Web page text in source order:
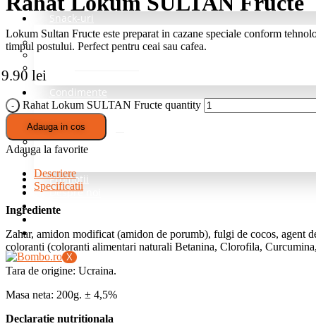
Snack-uri
Fructe deshidratate
Mix de nuci si fructe
Condimente
Grill si Barbeque
Mixuri de baza
Pentru cartofi
Professional – fara sare
Promotii
Despre noi
Blog
Contact
X
Lokum Sultan Fructe este preparat in cazane speciale conform
timpul postului. Perfect pentru ceai sau cafea.
9.90 lei
Rahat Lokum SULTAN Fructe quantity
Adauga in cos
Adauga la favorite
Descriere
Specificatii
Ingrediente
Zahar, amidon modificat (amidon de porumb), fulgi de cocos, agent
coloranti (coloranti alimentari naturali Betanina, Clorofila,
Tara de origine: Ucraina.
Masa neta: 200g. ± 4,5%
Declaratie nutritionala